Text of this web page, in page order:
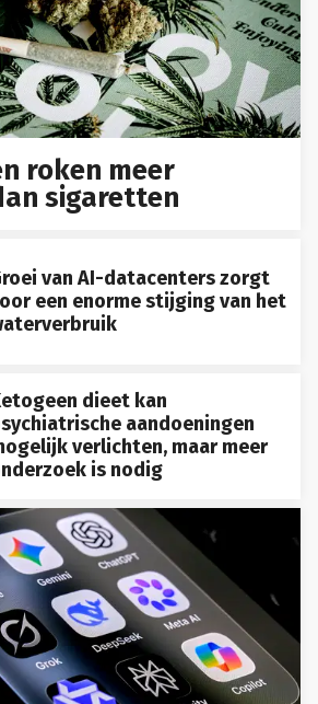
roken meer
sigaretten
van AI-datacenters zorgt
een enorme stijging van het
dieet kan
aandoeningen
verlichten, maar meer
is nodig